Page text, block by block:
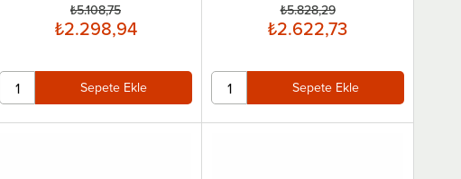
₺2.298,94
₺5.108,75
Sepete Ekle
₺2.622,73
₺5.828,29
Sepete Ekle